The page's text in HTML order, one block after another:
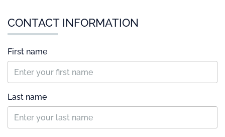
CONTACT INFORMATION
First name
Last name